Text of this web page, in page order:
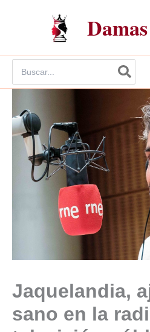
por:
Jaquelandia,
sano en la